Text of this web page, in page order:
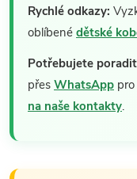
Rychlé odkazy:
oblíbené dětské
Potřebujete
přes WhatsApp
na naše kontakty.